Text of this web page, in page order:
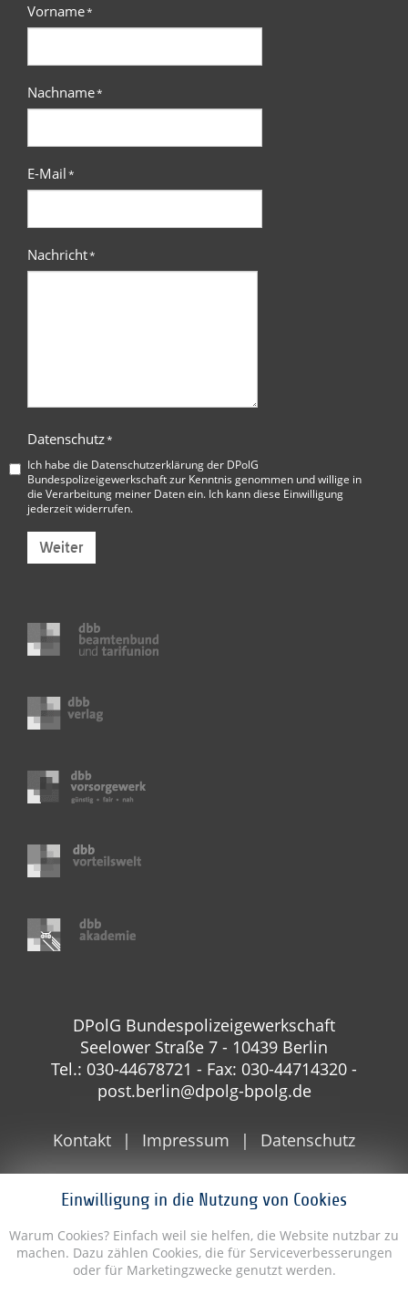
Einwilligung in die Nutzung von Cookies
Warum Cookies? Einfach weil sie helfen, die Website nutzbar zu
machen. Dazu zählen Cookies, die für Serviceverbesserungen
oder für Marketingzwecke genutzt werden.
Vorname*
Nachname*
E-Mail*
Nachricht*
Datenschutz*
Ich habe die Datenschutzerklärung der DPolG
Bundespolizeigewerkschaftzur Kenntnis genommen und willige in
die Verarbeitung meiner Daten ein. Ich kann diese Einwilligung
jederzeit widerrufen.
Weiter
DPolG Bundespolizeigewerkschaft
Seelower Straße 7 - 10439 Berlin
Tel.: 030-44678721 - Fax: 030-44714320 -
post.berlin@dpolg-bpolg.de
Kontakt Impressum Datenschutz